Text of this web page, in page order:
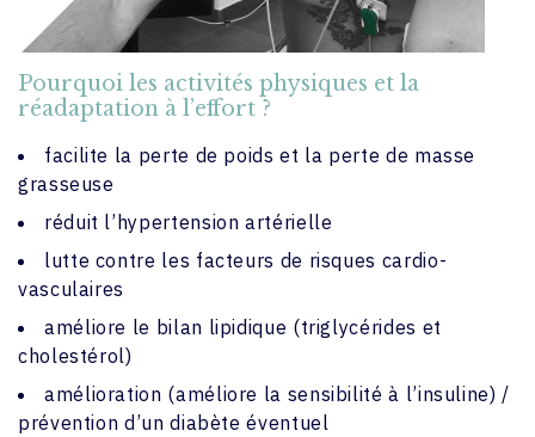
Pourquoi les activités physiques et la
réadaptation à l’effort ?
facilite la perte de poids et la perte de masse
grasseuse
réduit l’hypertension artérielle
lutte contre les facteurs de risques cardio-
vasculaires
améliore le bilan lipidique (triglycérides et
cholestérol)
amélioration (améliore la sensibilité à l’insuline) /
prévention d’un diabète éventuel